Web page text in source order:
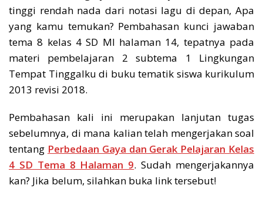
tinggi rendah nada dari notasi lagu di depan, Apa
yang kamu temukan? Pembahasan kunci jawaban
tema 8 kelas 4 SD MI halaman 14, tepatnya pada
materi pembelajaran 2 subtema 1 Lingkungan
Tempat Tinggalku di buku tematik siswa kurikulum
2013 revisi 2018.
Pembahasan kali ini merupakan lanjutan tugas
sebelumnya, di mana kalian telah mengerjakan soal
tentang Perbedaan Gaya dan Gerak Pelajaran Kelas
4 SD Tema 8 Halaman 9. Sudah mengerjakannya
kan? Jika belum, silahkan buka link tersebut!